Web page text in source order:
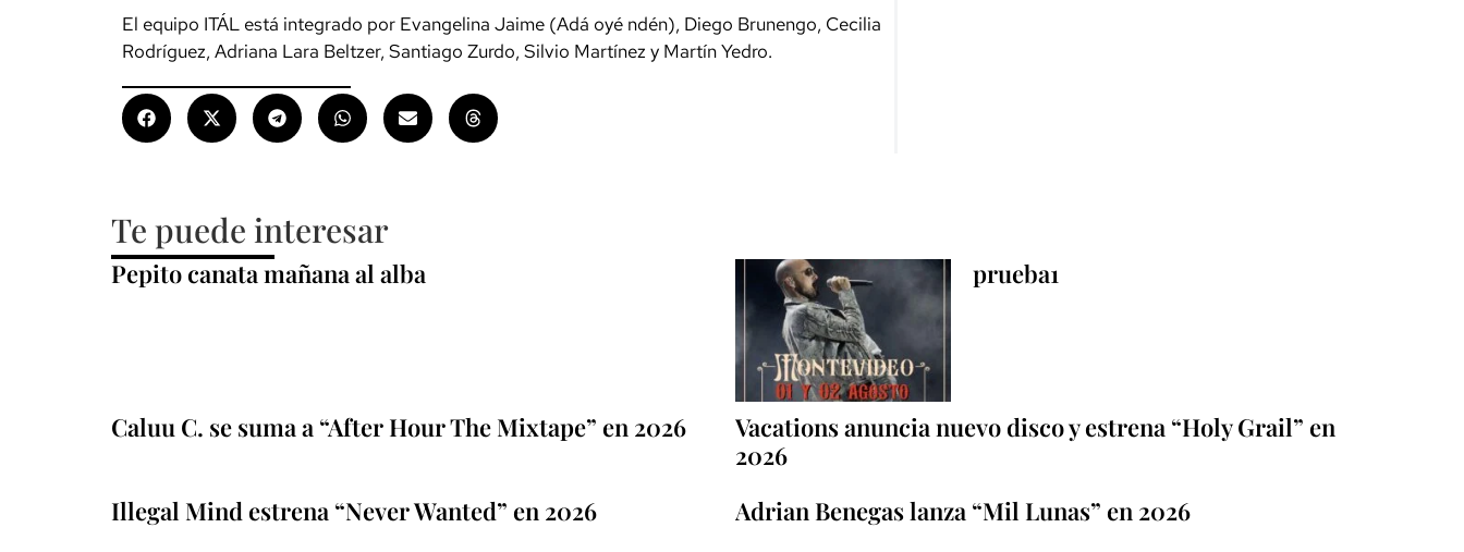
El equipo ITÁL está integrado por Evangelina Jaime (Adá oyé ndén), Diego Brunengo, Cecilia
Rodríguez, Adriana Lara Beltzer, Santiago Zurdo, Silvio Martínez y Martín Yedro.
Te puede interesar
Pepito canata mañana al alba prueba1
Caluu C. se suma a “After Hour The Mixtape” en 2026
Vacations anuncia nuevo disco y estrena “Holy Grail” en
2026
Illegal Mind estrena “Never Wanted” en 2026
Adrian Benegas lanza “Mil Lunas” en 2026